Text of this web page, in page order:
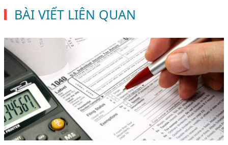
BÀI VIẾT LIÊN QUAN